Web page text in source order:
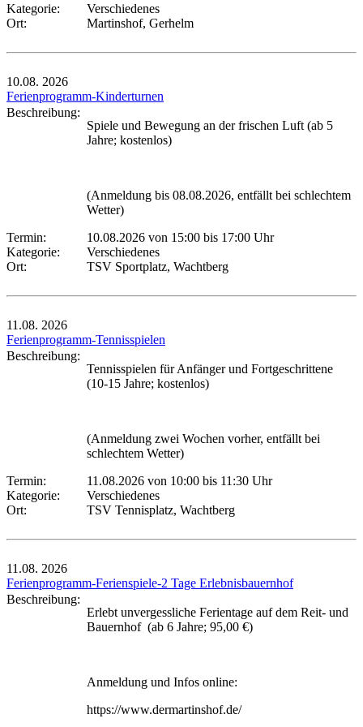
Kategorie:
Verschiedenes
Ort:
Martinshof, Gerhelm
10.08. 2026
Ferienprogramm-Kinderturnen
Beschreibung:
Spiele und Bewegung an der frischen Luft (ab 5
Jahre; kostenlos)
(Anmeldung bis 08.08.2026, entfällt bei schlechtem
Wetter)
Termin:
10.08.2026 von 15:00 bis 17:00 Uhr
Kategorie:
Verschiedenes
Ort:
TSV Sportplatz, Wachtberg
11.08. 2026
Ferienprogramm-Tennisspielen
Beschreibung:
Tennisspielen für Anfänger und Fortgeschrittene
(10-15 Jahre; kostenlos)
(Anmeldung zwei Wochen vorher, entfällt bei
schlechtem Wetter)
Termin:
11.08.2026 von 10:00 bis 11:30 Uhr
Kategorie:
Verschiedenes
Ort:
TSV Tennisplatz, Wachtberg
11.08. 2026
Ferienprogramm-Ferienspiele-2 Tage Erlebnisbauernhof
Beschreibung:
Erlebt unvergessliche Ferientage auf dem Reit- und
Bauernhof (ab 6 Jahre; 95,00 €)
Anmeldung und Infos online:
https://www.dermartinshof.de/